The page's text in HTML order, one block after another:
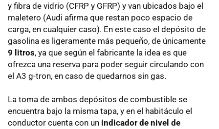
y fibra de vidrio (CFRP y GFRP) y van ubicados bajo el
maletero (Audi afirma que restan poco espacio de
carga, en cualquier caso). En este caso el depósito de
gasolina es ligeramente más pequeño, de únicamente
9 litros, ya que según el fabricante la idea es que
ofrezca una reserva para poder seguir circulando con
el A3 g-tron, en caso de quedarnos sin gas.
La toma de ambos depósitos de combustible se
encuentra bajo la misma tapa, y en el habitáculo el
conductor cuenta con un indicador de nivel de